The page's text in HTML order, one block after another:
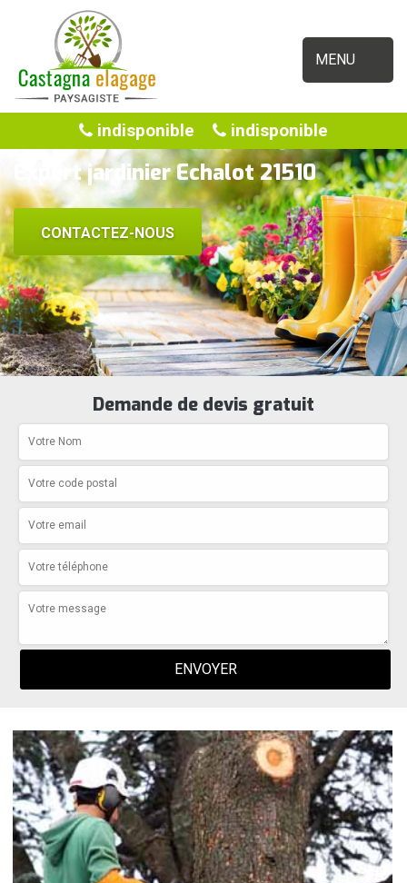
MENU
indisponible indisponible
Expert jardinier Echalot 21510
CONTACTEZ-NOUS
Demande de devis gratuit